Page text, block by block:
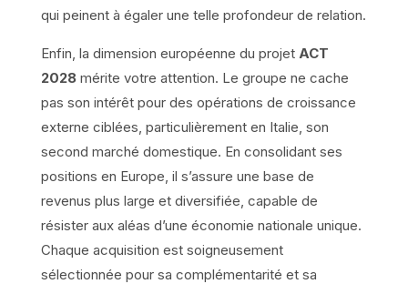
qui peinent à égaler une telle profondeur de relation.
Enfin, la dimension européenne du projet ACT
2028mérite votre attention. Le groupe ne cache
pas son intérêt pour des opérations de croissance
externe ciblées, particulièrement en Italie, son
second marché domestique. En consolidant ses
positions en Europe, il s’assure une base de
revenus plus large et diversifiée, capable de
résister aux aléas d’une économie nationale unique.
Chaque acquisition est soigneusement
sélectionnée pour sa complémentarité et sa